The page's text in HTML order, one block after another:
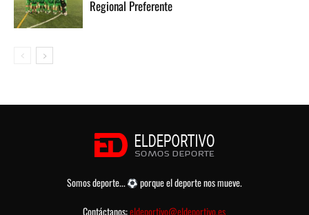
Regional Preferente
Somos deporte...
porque el deporte nos mueve.
Contáctanos:eldeportivo@eldeportivo.es